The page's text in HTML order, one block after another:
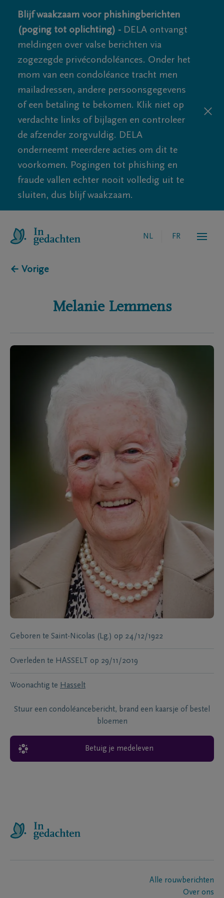
Blijf waakzaam voor phishingberichten
(poging tot oplichting) - DELA ontvangt
meldingen over valse berichten via
zogezegde privécondoléances. Onder het
mom van een condoléance tracht men
mailadressen, andere persoonsgegevens
of een betaling te bekomen. Klik niet op
verdachte links of bijlagen en controleer
de afzender zorgvuldig. DELA
onderneemt meerdere acties om dit te
voorkomen. Pogingen tot phishing en
fraude vallen echter nooit volledig uit te
sluiten, dus blijf waakzaam.
NL FR
← Vorige
Melanie Lemmens
Geboren te Saint-Nicolas (Lg.) op 24/12/1922
Overleden te HASSELT op 29/11/2019
Woonachtig te Hasselt
Stuur een condoléancebericht, brand een kaarsje of bestel
bloemen
Betuig je medeleven
Alle rouwberichten
Over ons